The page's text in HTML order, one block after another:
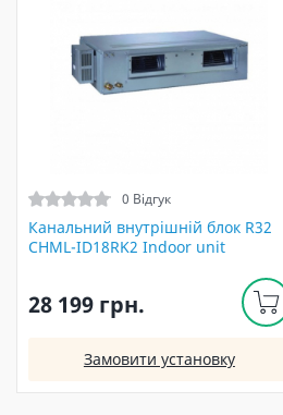
0 Відгук
Канальний внутрішній блок R32
CHML-ID18RK2 Indoor unit
28 199 грн.
Замовити установку